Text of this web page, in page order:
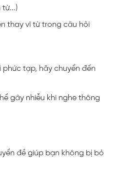
thay vì từ trong câu hỏi
tạp, hãy chuyển đến
gây nhiễu khi nghe thông
đề giúp bạn không bị bỏ